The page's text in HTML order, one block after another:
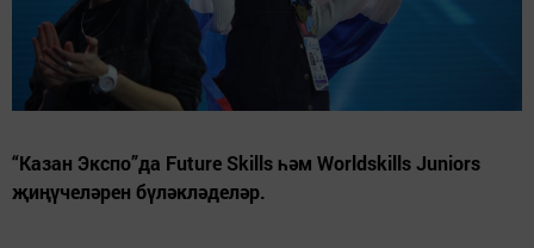
“Казан Экспо”да Future Skills һәм Worldskills Juniors
җиңүчеләрен бүләкләделәр.